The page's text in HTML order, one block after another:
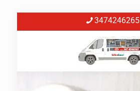
3474246265